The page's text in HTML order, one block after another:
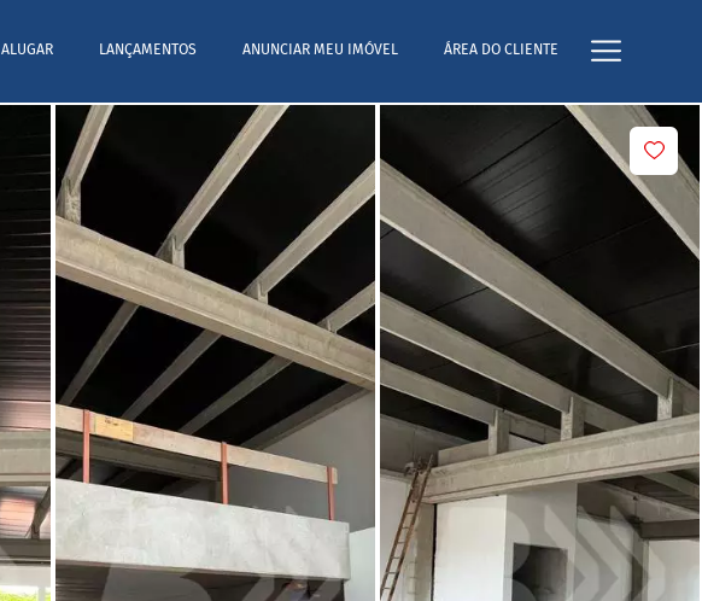
ALUGAR LANÇAMENTOS ANUNCIAR MEU IMÓVEL ÁREA DO CLIENTE